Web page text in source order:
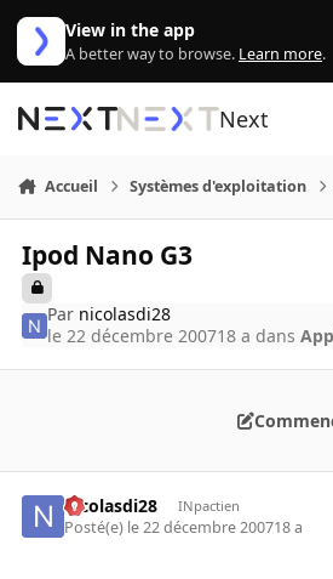
Aller au contenu
View in the app
A better way to browse. Learn more.
Next
Accueil Systèmes d'exploitation
Ipod Nano G3
Par nicolasdi28
le 22 décembre 200718 a dans
nicolasdi28 INpactien
Posté(e) le 22 décembre 200718 a